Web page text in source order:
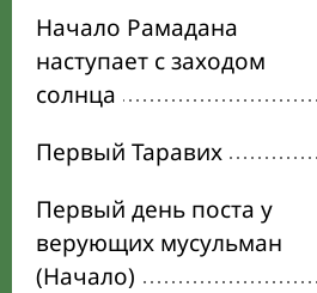
Начало Рамадана
наступает с заходом
солнца
Первый Таравих
Первый день поста у
верующих мусульман
(Начало)